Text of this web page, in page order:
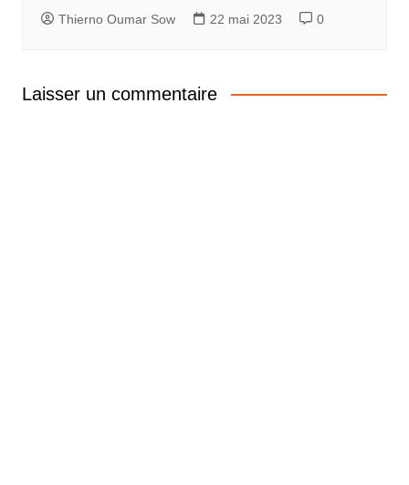
Thierno Oumar Sow 22 mai 2023 0
Laisser un commentaire